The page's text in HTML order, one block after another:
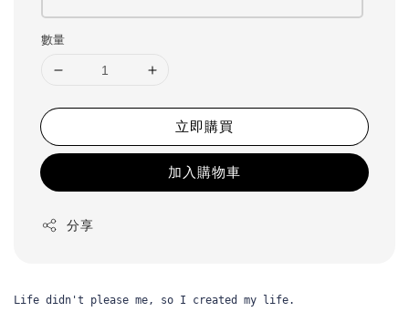
數量
立即購買
加入購物車
分享
Life didn't please me, so I created my life.